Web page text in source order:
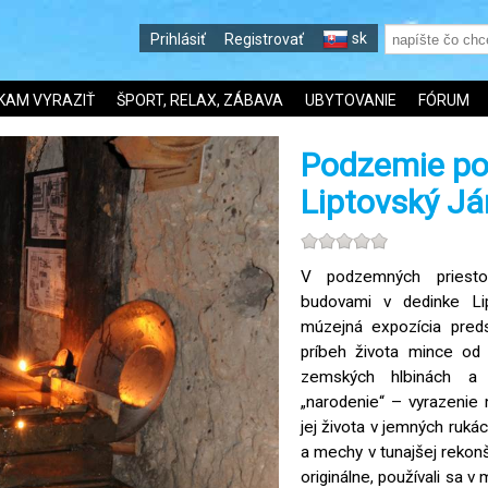
Prihlásiť Registrovať sk
VYRAZIŤ ŠPORT, RELAX, ZÁBAVA UBYTOVANIE FÓRUM
Podzemie
Liptovský
V podzemných
budovami v dedinke
múzejná expozícia
príbeh života mince od
zemských hlbinách
„narodenie“ –
jej života v jemných
a mechy v tunajšej
originálne, používali sa v